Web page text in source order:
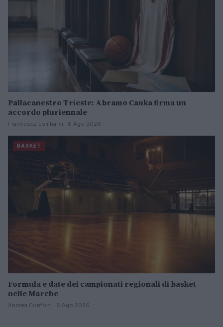
Pallacanestro Trieste: Abramo Canka firma un
accordo pluriennale
Francesca Lombardi · 8 Ago 2026
BASKET
Formula e date dei campionati regionali di basket
nelle Marche
Andrea Conforti · 8 Ago 2026